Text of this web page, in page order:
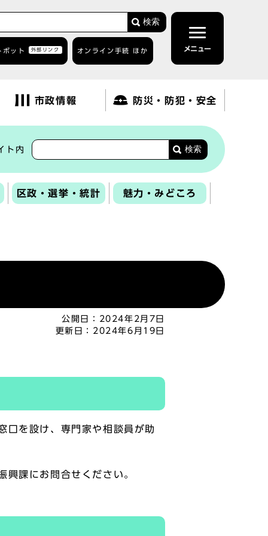
検索
ボット 外部リンク オンライン手続 ほか メニュー
市政情報 防災・防犯・安全
ト内 検索
区政・選挙・統計 魅力・みどころ
公開日：
2024年2月7日
更新日： 2024年6月19日
口を設け、専門家や相談員が助
興課にお問合せください。